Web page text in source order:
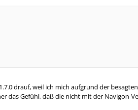
drauf, weil ich mich aufgrund der
das Gefühl, daß die nicht mit der Navigon-